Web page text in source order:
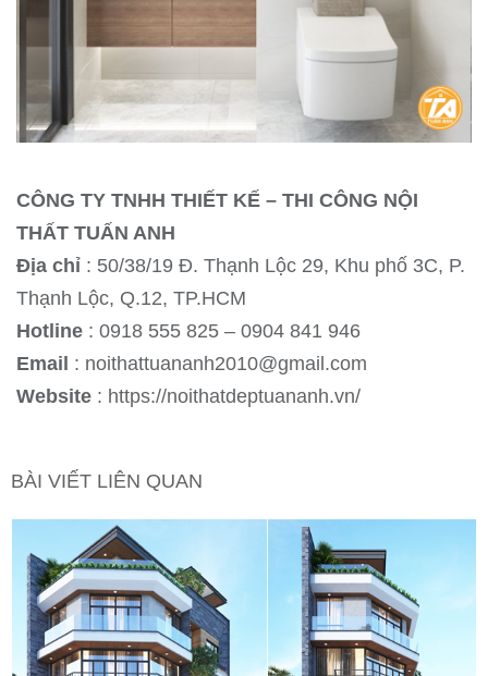
CÔNG TY TNHH THIẾT KẾ – THI CÔNG NỘI
THẤT TUẤN ANH
Địa chỉ : 50/38/19 Đ. Thạnh Lộc 29, Khu phố 3C, P.
Thạnh Lộc, Q.12, TP.HCM
Hotline : 0918 555 825 – 0904 841 946
Email : noithattuananh2010@gmail.com
Website : https://noithatdeptuananh.vn/
BÀI VIẾT LIÊN QUAN